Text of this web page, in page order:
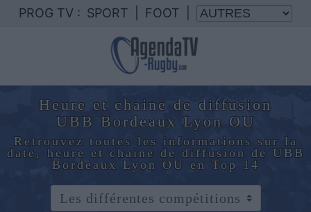
PROG TV : SPORT FOOT
Heure et chaine de diffusion
UBB Bordeaux Lyon OU
Retrouvez toutes les informations sur la
date, heure et chaine de diffusion de UBB
Bordeaux Lyon OU en Top 14